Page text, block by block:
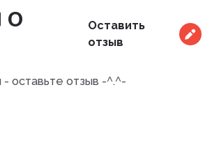
О
Оставить
отзыв
оставьте отзыв -^.^-